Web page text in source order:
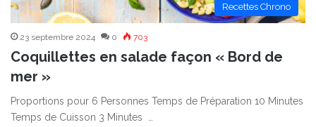
Recettes Chrono
23 septembre 2024 0 703
Coquillettes en salade façon « Bord de
mer »
Proportions pour 6 Personnes Temps de Préparation 10 Minutes
Temps de Cuisson 3 Minutes …